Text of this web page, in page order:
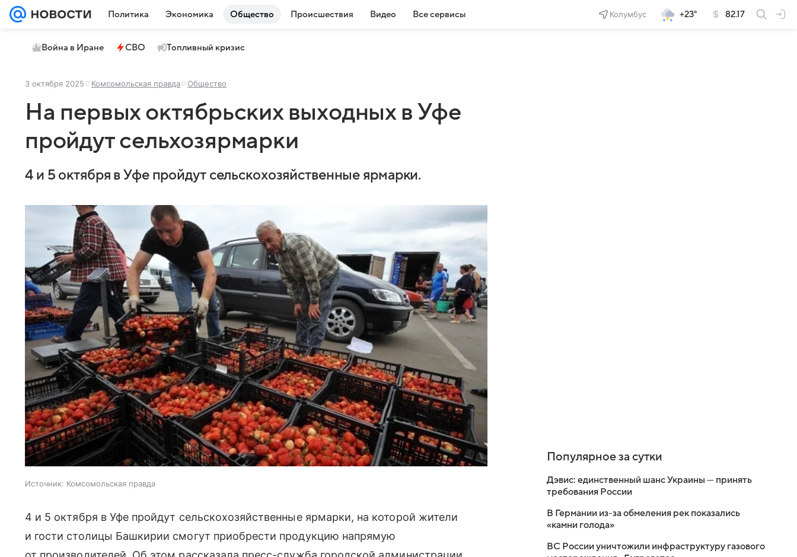
Политика Экономика Общество Происшествия Видео Все сервисы Колумбус +23° 82.17
Война в Иране СВО Топливный кризис
3 октября 2025 Комсомольская правда Общество
На первых октябрьских выходных в Уфе
пройдут сельхозярмарки
4 и 5 октября в Уфе пройдут сельскохозяйственные ярмарки.
Источник: Комсомольская правда
4 и 5 октября в Уфе пройдут сельскохозяйственные ярмарки, на которой жители
и гости столицы Башкирии смогут приобрести продукцию напрямую
Популярное за сутки
Дэвис: единственный шанс Украины — принять
требования России
В Германии из-за обмеления рек показались
«камни голода»
ВС России уничтожили инфраструктуру газового